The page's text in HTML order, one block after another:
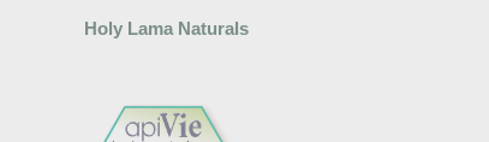
Holy Lama Naturals